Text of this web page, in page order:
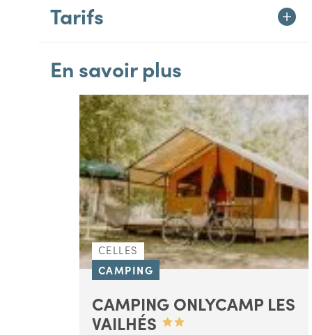
Tarifs
En savoir plus
CELLES
CAMPING
CAMPING ONLYCAMP LES
VAILHÉS